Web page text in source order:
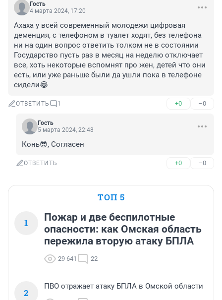
Гость
4 марта 2024, 17:20
Ахаха у всей современный молодежи цифровая
деменция, с телефоном в туалет ходят, без телефона
ни на один вопрос ответить толком не в состоянии
Государство пусть раз в месяц на неделю отключает
все, хоть некоторые вспомнят про жен, детей что они
есть, или уже раньше были да ушли пока в телефоне
сидели😂
ОТВЕТИТЬ 1 +0 –0
Гость
5 марта 2024, 22:48
Конь😎, Согласен
ОТВЕТИТЬ +0 –0
ТОП 5
1
Пожар и две беспилотные
опасности: как Омская область
пережила вторую атаку БПЛА
29 641 22
2
ПВО отражает атаку БПЛА в Омской области